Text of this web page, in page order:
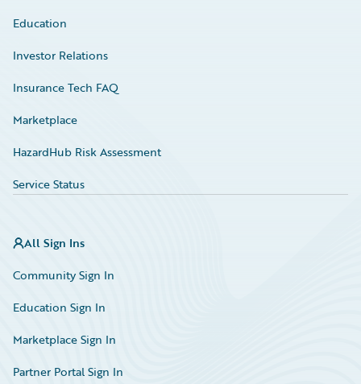
Education
Investor Relations
Insurance Tech FAQ
Marketplace
HazardHub Risk Assessment
Service Status
All Sign Ins
Community Sign In
Education Sign In
Marketplace Sign In
Partner Portal Sign In